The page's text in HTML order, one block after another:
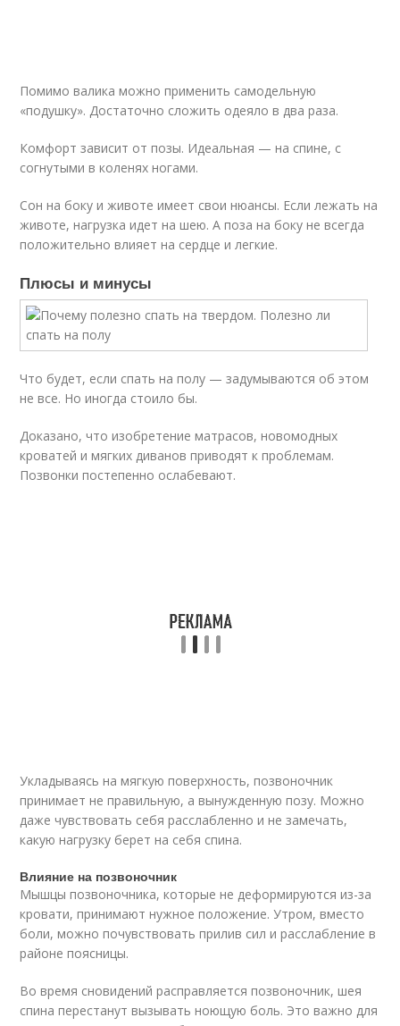
Помимо валика можно применить самодельную
«подушку». Достаточно сложить одеяло в два раза.
Комфорт зависит от позы. Идеальная — на спине, с
согнутыми в коленях ногами.
Сон на боку и животе имеет свои нюансы. Если лежать на
животе, нагрузка идет на шею. А поза на боку не всегда
положительно влияет на сердце и легкие.
Плюсы и минусы
Что будет, если спать на полу — задумываются об этом
не все. Но иногда стоило бы.
Доказано, что изобретение матрасов, новомодных
кроватей и мягких диванов приводят к проблемам.
Позвонки постепенно ослабевают.
Укладываясь на мягкую поверхность, позвоночник
принимает не правильную, а вынужденную позу. Можно
даже чувствовать себя расслабленно и не замечать,
какую нагрузку берет на себя спина.
Влияние на позвоночник
Мышцы позвоночника, которые не деформируются из-за
кровати, принимают нужное положение. Утром, вместо
боли, можно почувствовать прилив сил и расслабление в
районе поясницы.
Во время сновидений расправляется позвоночник, шея
спина перестанут вызывать ноющую боль. Это важно для